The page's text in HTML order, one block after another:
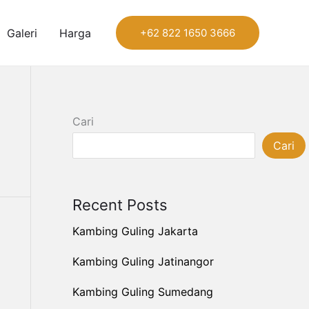
Galeri Harga +62 822 1650 3666
Cari
Cari
Recent Posts
Kambing Guling Jakarta
Kambing Guling Jatinangor
Kambing Guling Sumedang